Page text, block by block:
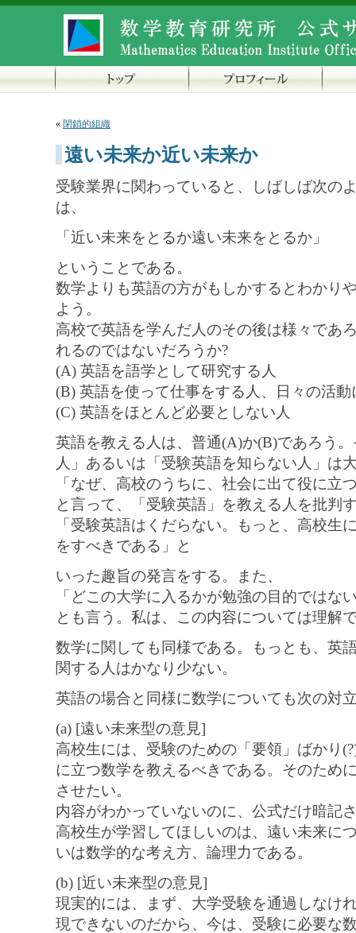
« 閉鎖的組織
遠い未来か近い未来か
受験業界に関わっていると、しばしば次の
は、
「近い未来をとるか遠い未来をとるか」
ということである。
数学よりも英語の方がもしかするとわかり
よう。
高校で英語を学んだ人のその後は様々であ
れるのではないだろうか?
(A) 英語を語学として研究する人
(B) 英語を使って仕事をする人、日々の活
(C) 英語をほとんど必要としない人
英語を教える人は、普通(A)か(B)であろう
人」あるいは「受験英語を知らない人」は
「なぜ、高校のうちに、社会に出て役に立
と言って、「受験英語」を教える人を批判
「受験英語はくだらない。もっと、高校生
をすべきである」と
いった趣旨の発言をする。また、
「どこの大学に入るかが勉強の目的ではな
とも言う。私は、この内容については理解
数学に関しても同様である。もっとも、英
関する人はかなり少ない。
英語の場合と同様に数学についても次の対
(a) [遠い未来型の意見]
高校生には、受験のための「要領」ばかり
に立つ数学を教えるべきである。そのため
させたい。
内容がわかっていないのに、公式だけ暗記
高校生が学習してほしいのは、遠い未来に
いは数学的な考え方、論理力である。
(b) [近い未来型の意見]
現実的には、まず、大学受験を通過しなけ
現できないのだから、今は、受験に必要な